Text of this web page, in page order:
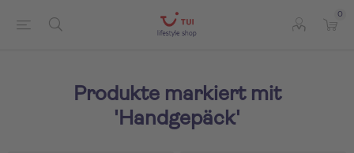
0
Produkte markiert mit
'Handgepäck'